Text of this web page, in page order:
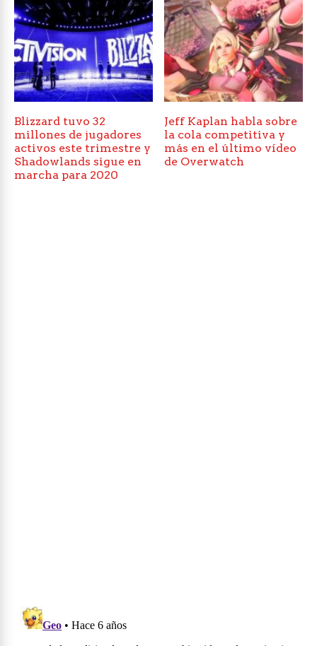
Blizzard tuvo 32
millones de jugadores
activos este trimestre y
Shadowlands sigue en
marcha para 2020
Jeff Kaplan habla sobre
la cola competitiva y
más en el último vídeo
de Overwatch